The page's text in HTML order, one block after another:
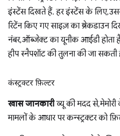
इंस्टेंस दिखते हैं. हर इंस्टेंस के लिए,
रिटेंन किए गए साइज़ का ब्रेकडाउन
नंबर, ऑब्जेक्ट का यूनीक आईडी
हीप स्नैपशॉट की तुलना की जा सकती
कंस्ट्रक्टर फ़िल्टर
खास जानकारीव्यू की मदद से,
मामलों के आधार पर कन्स्ट्रक्टर को